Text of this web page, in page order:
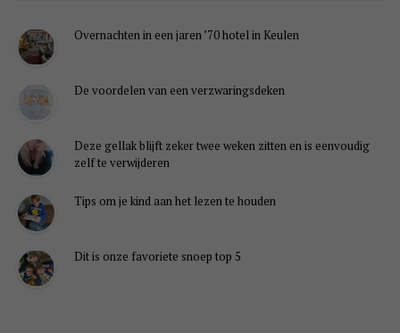
Overnachten in een jaren ’70 hotel in Keulen
De voordelen van een verzwaringsdeken
Deze gellak blijft zeker twee weken zitten en is eenvoudig
zelf te verwijderen
Tips om je kind aan het lezen te houden
Dit is onze favoriete snoep top 5